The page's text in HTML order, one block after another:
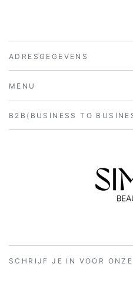
ADRESGEGEVENS
MENU
B2B(BUSINESS TO
SCHRIJF JE IN VOOR